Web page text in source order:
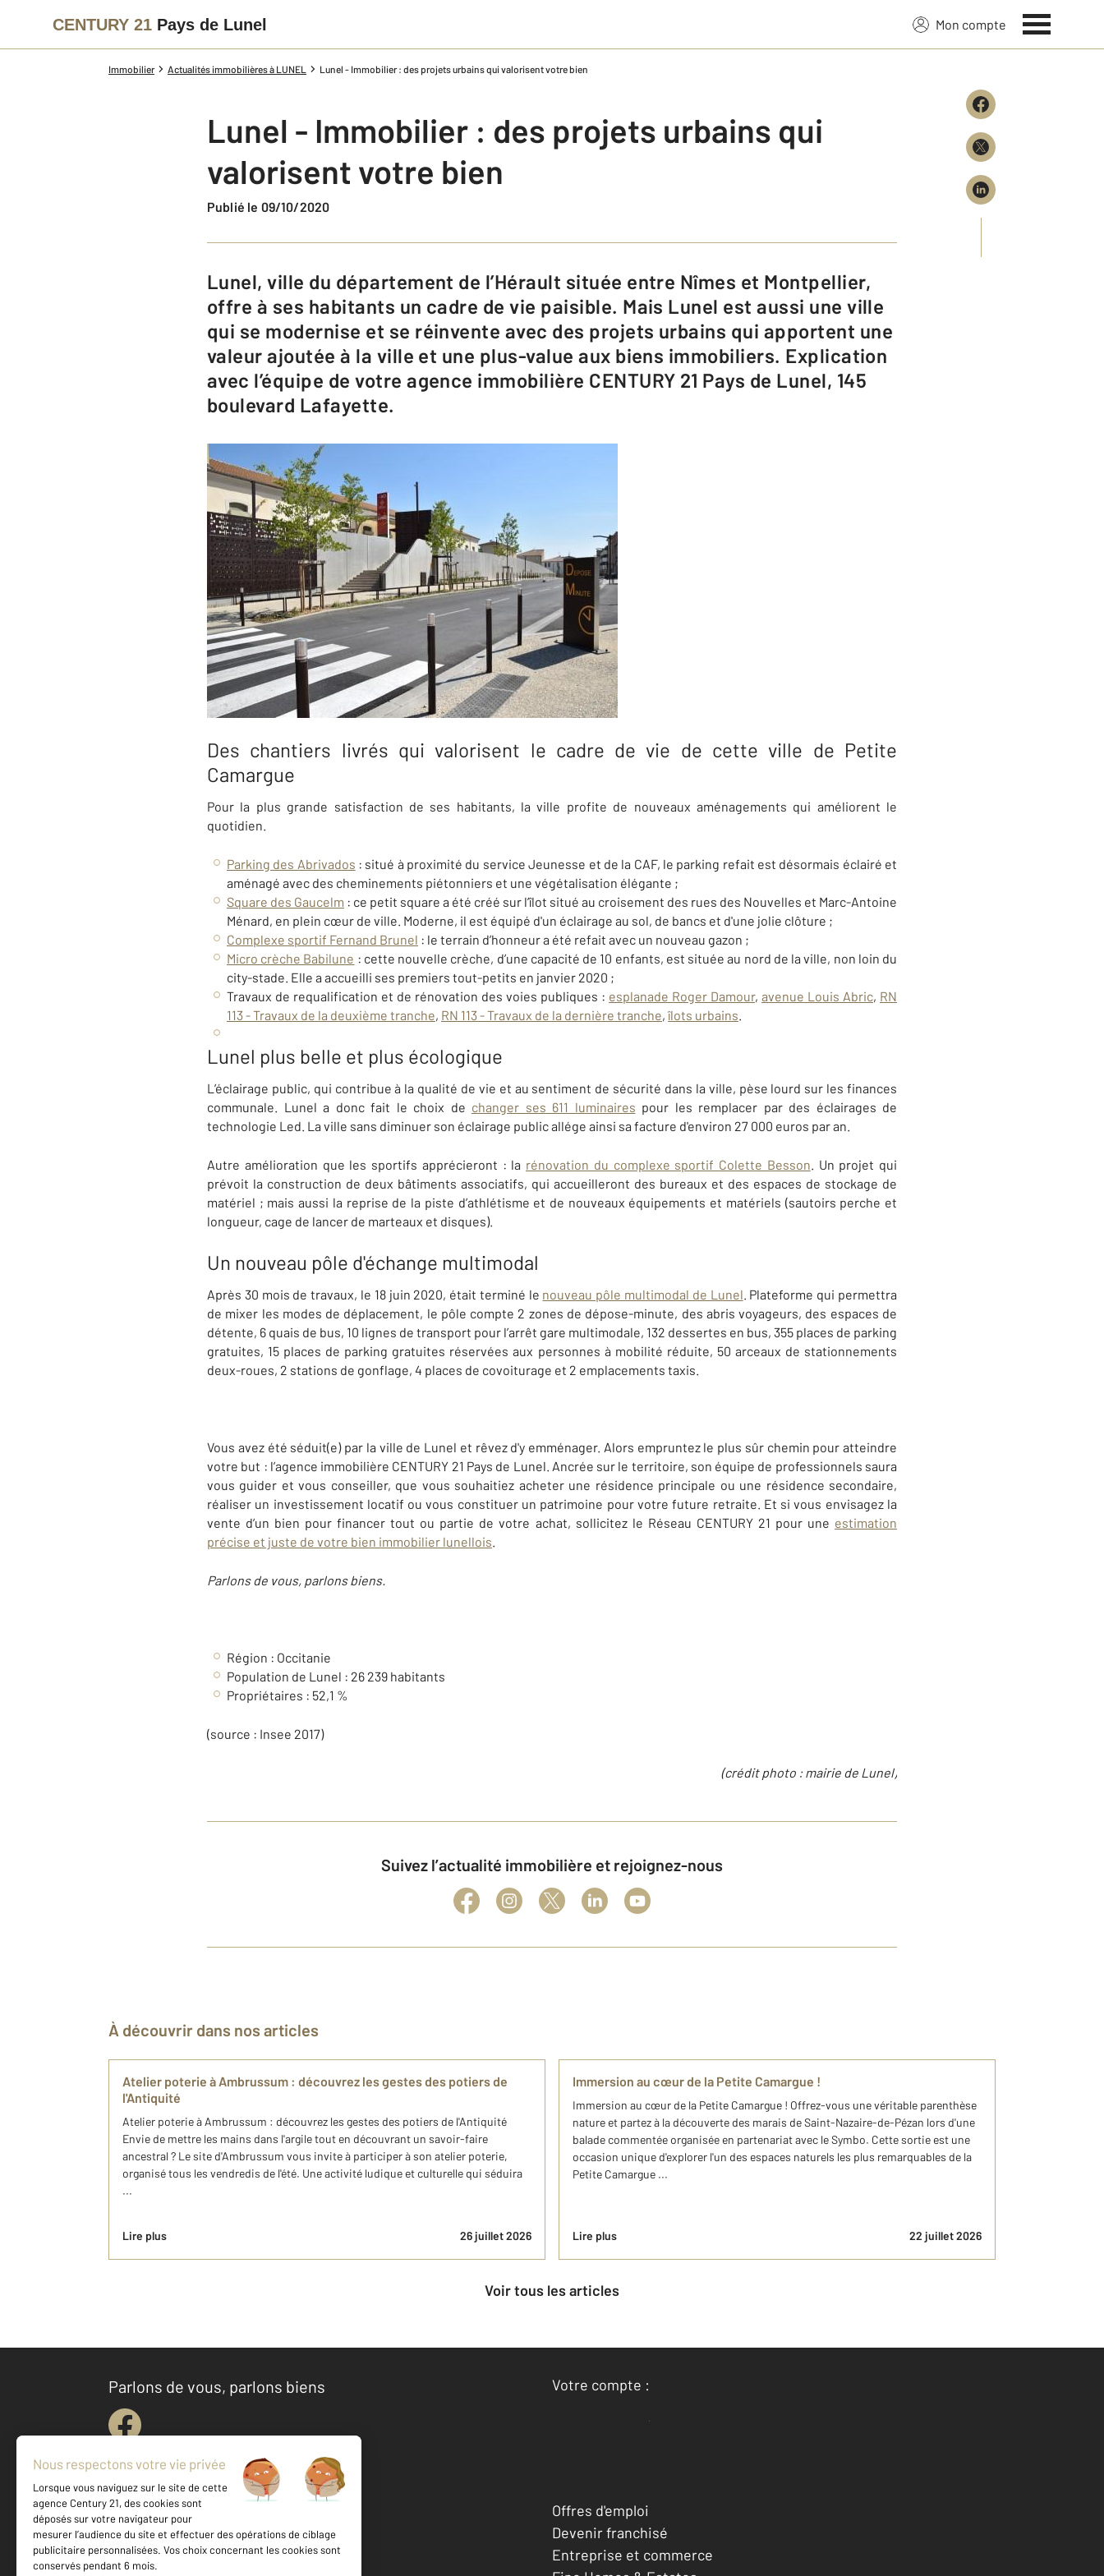
CENTURY 21 Pays de Lunel Mon compte
Immobilier Actualités immobilières à LUNEL Lunel - Immobilier : des projets urbains qui valorisent votre bien
Lunel - Immobilier : des projets urbains qui
valorisent votre bien
Publié le 09/10/2020
Lunel, ville du département de l’Hérault située entre Nîmes et Montpellier,
offre à ses habitants un cadre de vie paisible. Mais Lunel est aussi une ville
qui se modernise et se réinvente avec des projets urbains qui apportent une
valeur ajoutée à la ville et une plus-value aux biens immobiliers. Explication
avec l’équipe de votre agence immobilière CENTURY 21 Pays de Lunel, 145
boulevard Lafayette.
Des chantiers livrés qui valorisent le cadre de vie de cette ville de Petite
Camargue
Pour la plus grande satisfaction de ses habitants, la ville profite de nouveaux aménagements qui améliorent le
quotidien.
Parking des Abrivados : situé à proximité du service Jeunesse et de la CAF, le parking refait est désormais éclairé et
aménagé avec des cheminements piétonniers et une végétalisation élégante ;
Square des Gaucelm : ce petit square a été créé sur l’îlot situé au croisement des rues des Nouvelles et Marc-Antoine
Ménard, en plein cœur de ville. Moderne, il est équipé d'un éclairage au sol, de bancs et d'une jolie clôture ;
Complexe sportif Fernand Brunel : le terrain d’honneur a été refait avec un nouveau gazon ;
Micro crèche Babilune : cette nouvelle crèche, d’une capacité de 10 enfants, est située au nord de la ville, non loin du
city-stade. Elle a accueilli ses premiers tout-petits en janvier 2020 ;
Travaux de requalification et de rénovation des voies publiques : esplanade Roger Damour, avenue Louis Abric, RN
113 - Travaux de la deuxième tranche, RN 113 - Travaux de la dernière tranche, îlots urbains.
Lunel plus belle et plus écologique
L’éclairage public, qui contribue à la qualité de vie et au sentiment de sécurité dans la ville, pèse lourd sur les finances
communale. Lunel a donc fait le choix de changer ses 611 luminaires pour les remplacer par des éclairages de
technologie Led. La ville sans diminuer son éclairage public allége ainsi sa facture d'environ 27 000 euros par an.
Autre amélioration que les sportifs apprécieront : la rénovation du complexe sportif Colette Besson. Un projet qui
prévoit la construction de deux bâtiments associatifs, qui accueilleront des bureaux et des espaces de stockage de
matériel ; mais aussi la reprise de la piste d’athlétisme et de nouveaux équipements et matériels (sautoirs perche et
longueur, cage de lancer de marteaux et disques).
Un nouveau pôle d'échange multimodal
Après 30 mois de travaux, le 18 juin 2020, était terminé le nouveau pôle multimodal de Lunel. Plateforme qui permettra
de mixer les modes de déplacement, le pôle compte 2 zones de dépose-minute, des abris voyageurs, des espaces de
détente, 6 quais de bus, 10 lignes de transport pour l’arrêt gare multimodale, 132 dessertes en bus, 355 places de parking
gratuites, 15 places de parking gratuites réservées aux personnes à mobilité réduite, 50 arceaux de stationnements
deux-roues, 2 stations de gonflage, 4 places de covoiturage et 2 emplacements taxis.
Vous avez été séduit(e) par la ville de Lunel et rêvez d'y emménager. Alors empruntez le plus sûr chemin pour atteindre
votre but : l’agence immobilière CENTURY 21 Pays de Lunel. Ancrée sur le territoire, son équipe de professionnels saura
vous guider et vous conseiller, que vous souhaitiez acheter une résidence principale ou une résidence secondaire,
réaliser un investissement locatif ou vous constituer un patrimoine pour votre future retraite. Et si vous envisagez la
vente d’un bien pour financer tout ou partie de votre achat, sollicitez le Réseau CENTURY 21 pour une estimation
précise et juste de votre bien immobilier lunellois.
Parlons de vous, parlons biens.
Région : Occitanie
Population de Lunel : 26 239 habitants
Propriétaires : 52,1 %
(source : Insee 2017)
(crédit photo : mairie de Lunel)
Suivez l’actualité immobilière et rejoignez-nous
À découvrir dans nos articles
Atelier poterie à Ambrussum : découvrez les gestes des potiers de
l'Antiquité
Atelier poterie à Ambrussum : découvrez les gestes des potiers de l'Antiquité
Envie de mettre les mains dans l'argile tout en découvrant un savoir-faire
ancestral ? Le site d'Ambrussum vous invite à participer à son atelier poterie,
organisé tous les vendredis de l'été. Une activité ludique et culturelle qui séduira
...
Lire plus 26 juillet 2026
Immersion au cœur de la Petite Camargue !
Immersion au cœur de la Petite Camargue ! Offrez-vous une véritable parenthèse
nature et partez à la découverte des marais de Saint-Nazaire-de-Pézan lors d'une
balade commentée organisée en partenariat avec le Symbo. Cette sortie est une
occasion unique d'explorer l'un des espaces naturels les plus remarquables de la
Petite Camargue ...
Lire plus 22 juillet 2026
Voir tous les articles
Parlons de vous, parlons biens
Votre compte :
Accéder à mon compte
Votre agence est notée
Offres d'emploi
Devenir franchisé
Entreprise et commerce